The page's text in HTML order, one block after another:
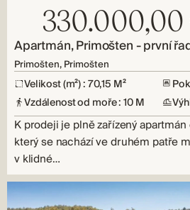
Apartmán, Primošten - první
Primošten, Primošten
Velikost (m²) : 70,15 M²
Vzdálenost od moře : 10 M
K prodeji je plně zařízený apartmán
který se nachází ve druhém patře
v klidné…